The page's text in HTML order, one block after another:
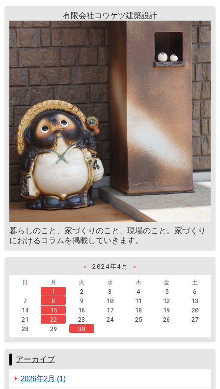
有限会社コウケツ建築設計
暮らしのこと、家づくりのこと、現場のこと。家づくり
におけるコラムを掲載していきます。
« 2024年4月
»
日
月 火 水 木 金
土
1
2 3 4 5
6
7
8 9 10 11 12
13
14
15 16 17 18 19
20
21
22 23 24 25 26
27
28
29 30
アーカイブ
2026年2月 (1)